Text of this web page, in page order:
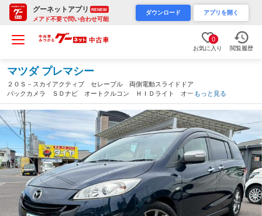
グーネットアプリ RENEW
メアド不要で問い合わせ可能
ダウンロード アプリを開く
0
お気に入り 閲覧履歴
マツダ プレマシー
２０Ｓ－スカイアクティブ セレーブル 両側電動スライドドア
バックカメラ ＳＤナビ オートクルコン ＨＩＤライト オート
ライト ドライブレコーダー ＥＴＣ 純正アルミ パドルシフ
ト Ｂｌｕｅｔｏｏｔｈ接続 Ａストップ（岐阜県）
もっと見る